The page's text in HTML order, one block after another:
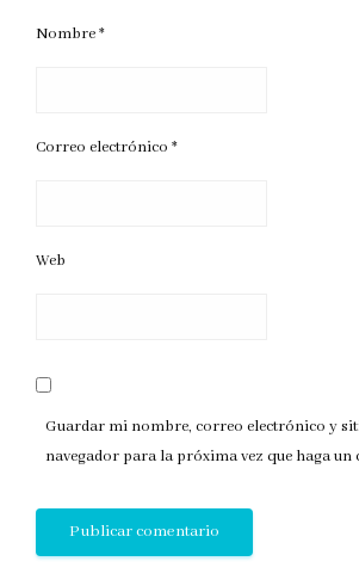
Nombre*
Correo electrónico *
Web
Guardar mi nombre, correo electrónico y
navegador para la próxima vez que haga un